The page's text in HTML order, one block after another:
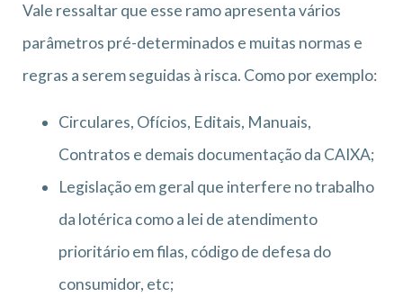
Vale ressaltar que esse ramo apresenta vários
parâmetros pré-determinados e muitas normas e
regras a serem seguidas à risca. Como por exemplo:
Circulares, Ofícios, Editais, Manuais,
Contratos e demais documentação da CAIXA;
Legislação em geral que interfere no trabalho
da lotérica como a lei de atendimento
prioritário em filas, código de defesa do
consumidor, etc;